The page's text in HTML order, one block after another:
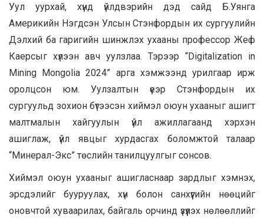
Уул уурхай, хүнд үйлдвэрийн дэд сайд Б.Уянга
Америкийн Нэгдсэн Улсын Стэнфордын их сургуулийн
Дэлхий ба гаригийн шинжлэх ухааны профессор Жеф
Каерсыг хүлээн авч уулзлаа. Тэрээр “Digitalization in
Mining Mongolia 2024” арга хэмжээнд урилгаар ирж
оролцсон юм. Уулзалтын үеэр Стэнфордын их
сургуульд зохион бүтээсэн хиймэл оюун ухааныг ашигт
малтмалын хайгуулын үйл ажиллагаанд хэрхэн
ашиглаж, үйл явцыг хурдасгах боломжтой талаар
“Минерал-Экс” төслийн танилцуулгыг сонсов.
Хиймэл оюун ухааныг ашигласнаар зардлыг хэмнэх,
эрсдэлийг бууруулах, хүн болон санхүүгийн нөөцийг
оновчтой хуваарилах, байгаль орчинд үзүүлэх нөлөөллийг